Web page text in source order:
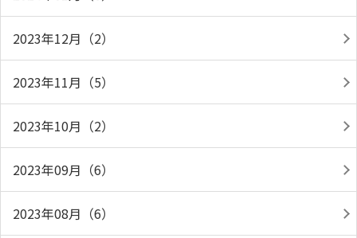
2023年12月（2）
2023年11月（5）
2023年10月（2）
2023年09月（6）
2023年08月（6）